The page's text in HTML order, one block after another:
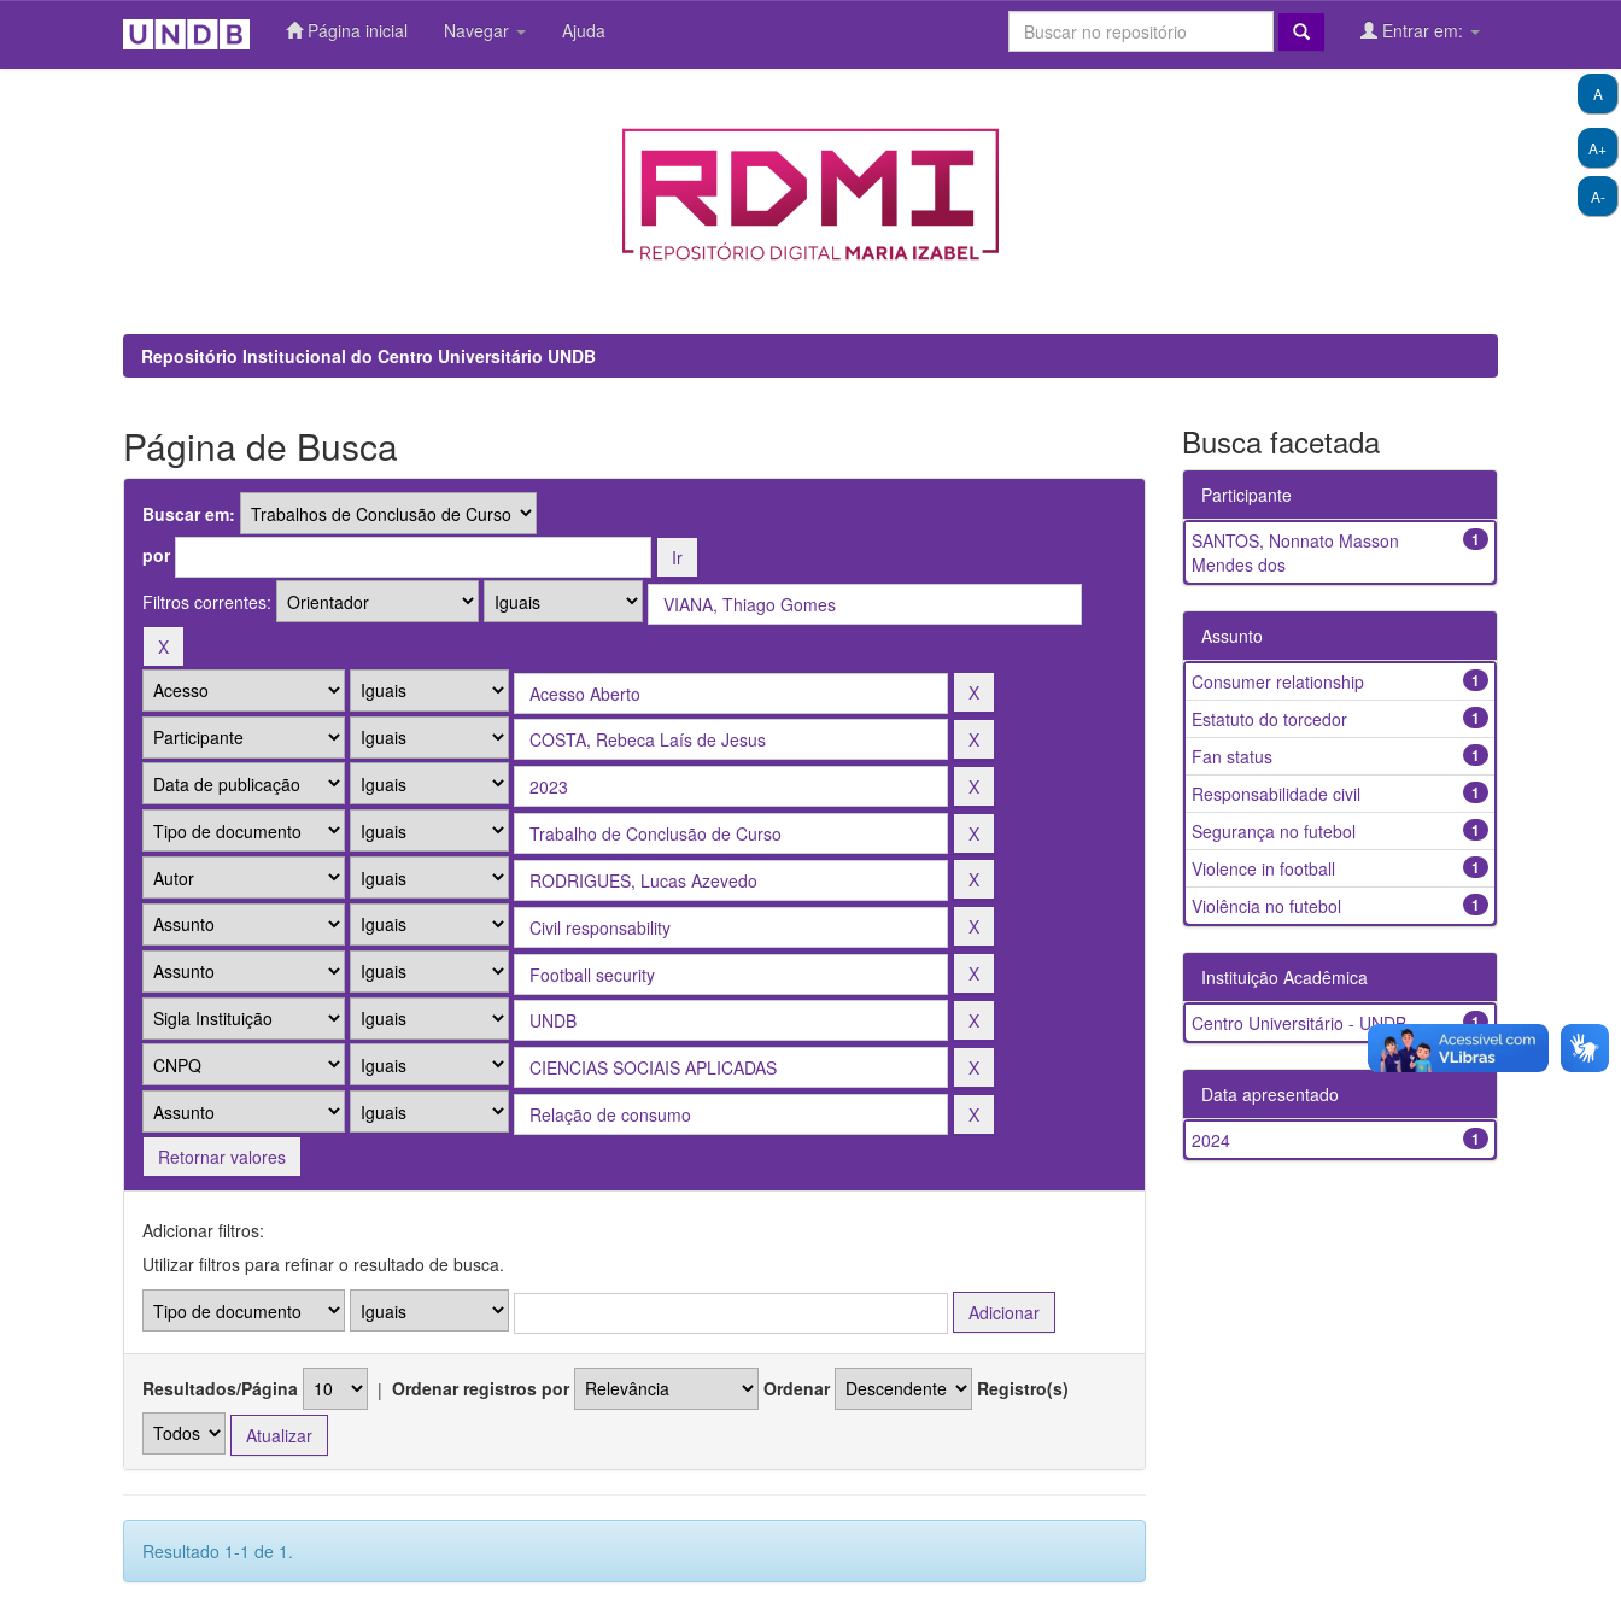
Página inicial Navegar Ajuda Entrar em:
A+
A-
A
Repositório Institucional do Centro Universitário UNDB
Página de Busca
Buscar em:
por
Filtros correntes:
Retornar valores
Adicionar filtros:
Utilizar filtros para refinar o resultado de busca.
Resultados/Página | Ordenar registros por Ordenar Registro(s)
Resultado 1-1 de 1.
Busca facetada
Participante
1
SANTOS, Nonnato Masson
Mendes dos
Assunto
1
Consumer relationship
1
Estatuto do torcedor
1
Fan status
1
Responsabilidade civil
1
Segurança no futebol
1
Violence in football
1
Violência no futebol
Instituição Acadêmica
1
Centro Universitário - UNDB
Data apresentado
1
2024